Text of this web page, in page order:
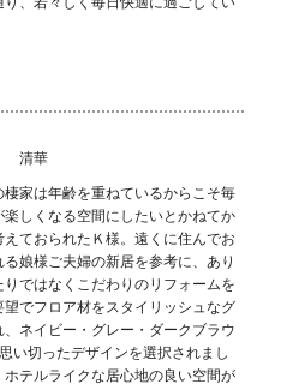
清華
棲家は年齢を重ねているからこそ毎
楽しくなる空間にしたいとかねてか
えておられたＫ様。遠くに住んでお
る娘様ご夫婦の新居を参考に、あり
りではなくこだわりのリフォームを
でフロア材をスタイリッシュなグ
ネイビー・グレー・ダークブラウ
い切ったデザインを選択されまし
テルライクな居心地の良い空間が